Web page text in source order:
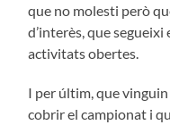
que no molesti però
d’interès, que
activitats obertes.
I per últim, que
cobrir el campionat i